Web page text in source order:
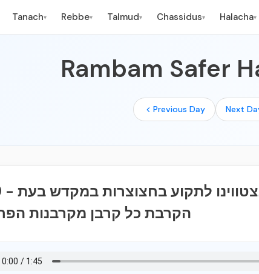
Tanach▾ Rebbe▾ Talmud▾ Chassidus▾ Halacha▾
Rambam Safer
Previous Day Next
059 - המצווה
הקרבת כל קרבן מקרבנות